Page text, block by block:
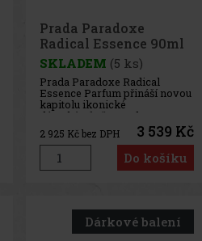
Prada Paradoxe
Radical Essence 90ml
SKLADEM (5 ks)
Prada Paradoxe Radical
Essence Parfum přináší novou
kapitolu ikonické
dámské vůně Paradoxe v
intenzivnějším, gurmánském
pojetí. Tato odvážná, smyslná a
nečekaně návyková
parfémová esence posouvá
hranice ženské vůně a spojuje
2 925 Kč bez DPH 3 539 Kč
Do košíku
Dárkové balení